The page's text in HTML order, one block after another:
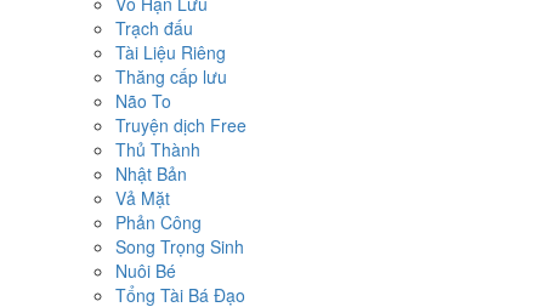
Trạch đấu
Tài Liệu Riêng
Thăng cấp lưu
Não To
Truyện dịch Free
Thủ Thành
Nhật Bản
Vả Mặt
Phản Công
Song Trọng Sinh
Nuôi Bé
Tổng Tài Bá Đạo